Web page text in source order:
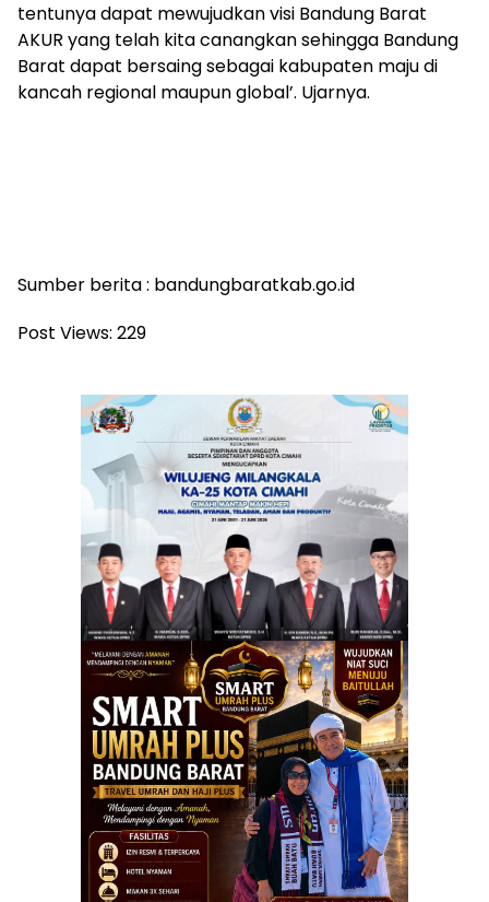
tentunya dapat mewujudkan visi Bandung Barat
AKUR yang telah kita canangkan sehingga Bandung
Barat dapat bersaing sebagai kabupaten maju di
kancah regional maupun global’. Ujarnya.
Sumber berita : bandungbaratkab.go.id
Post Views: 229